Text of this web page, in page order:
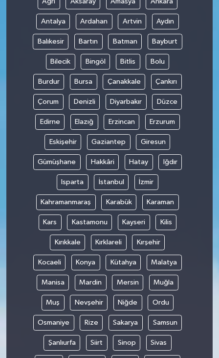
Antalya Ardahan Artvin Aydın
Balıkesir Bartın Batman Bayburt
Bilecik Bingöl Bitlis Bolu
Burdur Bursa Çanakkale Çankırı
Çorum Denizli Diyarbakır Düzce
Edirne Elazığ Erzincan Erzurum
Eskişehir Gaziantep Giresun
Gümüşhane Hakkâri Hatay Iğdır
Isparta İstanbul İzmir
Kahramanmaraş Karabük Karaman
Kars Kastamonu Kayseri Kilis
Kırıkkale Kırklareli Kırşehir
Kocaeli Konya Kütahya Malatya
Manisa Mardin Mersin Muğla
Muş Nevşehir Niğde Ordu
Osmaniye Rize Sakarya Samsun
Şanlıurfa Siirt Sinop Sivas